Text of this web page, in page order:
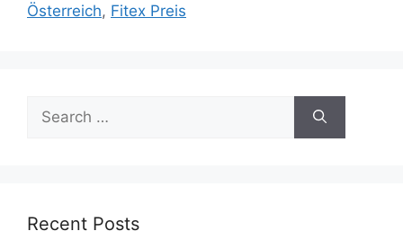
Österreich, Fitex Preis
for:
Recent Posts